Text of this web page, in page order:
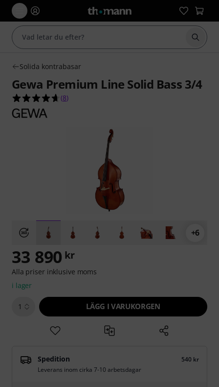
Börja
Solida kontrabasar
Gewa Premium Line Solid Bass 3/4
4.6 av 5 stjärnor från 8 kundbetyg
(8)
+6
33 890 kr
Alla priser inklusive moms
i lager
1 LÄGG I VARUKORGEN
Spedition
540 kr
Leverans inom cirka 7-10 arbetsdagar